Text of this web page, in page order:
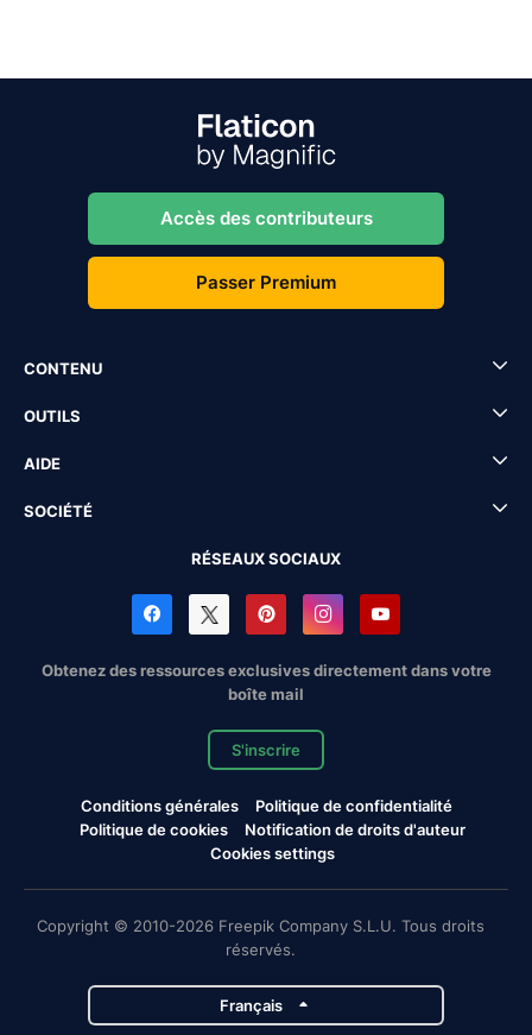
Accès des contributeurs
Passer Premium
CONTENU
OUTILS
AIDE
SOCIÉTÉ
RÉSEAUX SOCIAUX
Obtenez des ressources exclusives directement dans votre
boîte mail
S'inscrire
Conditions générales
Politique de confidentialité
Politique de cookies
Notification de droits d'auteur
Cookies settings
Copyright © 2010-2026 Freepik Company S.L.U. Tous droits
réservés.
Français